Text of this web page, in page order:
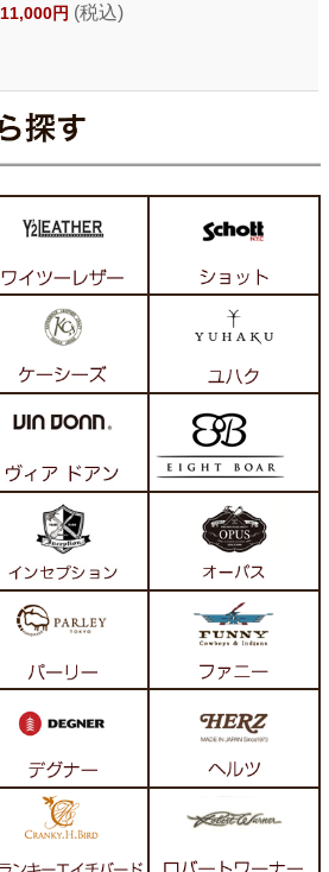
11,000円 (税込)